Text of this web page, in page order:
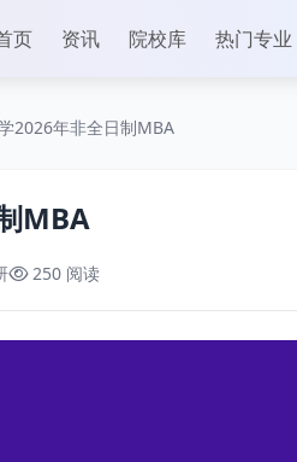
页 资讯 院校库 热门专业
2026年非全日制MBA
MBA
250 阅读